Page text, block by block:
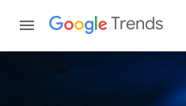
Trends